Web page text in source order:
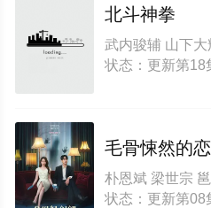
北斗神拳
武内骏辅 山下大
状态：更新第18
毛骨悚然的
朴恩斌 梁世宗
状态：更新第08